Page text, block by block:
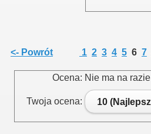
<- Powrót 1 2 3 4 5 6 7
Ocena: Nie ma na
Twoja ocena: 10